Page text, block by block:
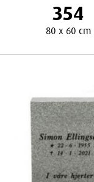
354
80 x 60 cm